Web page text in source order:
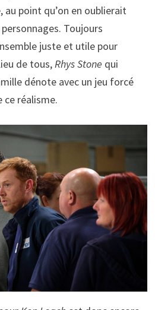
au point qu’on en oublierait
Toujours
juste et utile pour
de tous,Rhys Stone qui
dénote avec un jeu forcé
réalisme.